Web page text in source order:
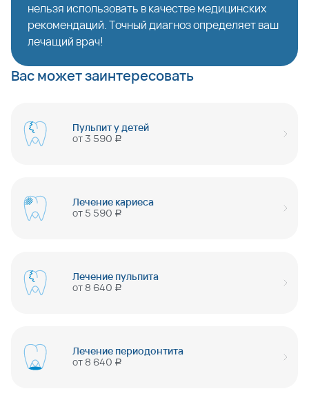
нельзя использовать в качестве медицинских
рекомендаций. Точный диагноз определяет ваш
лечащий врач!
Вас может заинтересовать
Пульпит у детей
от3 590 руб
Лечение кариеса
от 5 590 руб
Лечение пульпита
от 8 640 руб
Лечение периодонтита
от 8 640 руб